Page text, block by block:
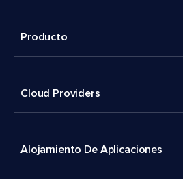
Producto
Cloud Providers
Alojamiento De Aplicaciones